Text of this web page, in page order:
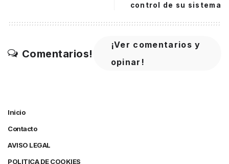
control de su sistema
Comentarios!
¡Ver comentarios y
opinar!
Inicio
Contacto
AVISO LEGAL
POLITICA DE COOKIES